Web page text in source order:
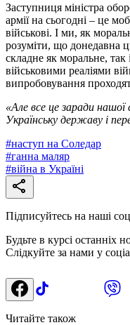
Заступниця міністра
армії на сьогодні – це
військові. І ми, як
розуміти, що донедавна
складне як моральне,
військовими реаліями
випробовування
«Але все це заради нашої
Українську державу і
#наступ на Соледар
#ганна маляр
#війна в Україні
Підписуйтесь на наші
Будьте в курсі останніх
Слідкуйте за нами у
Читайте також